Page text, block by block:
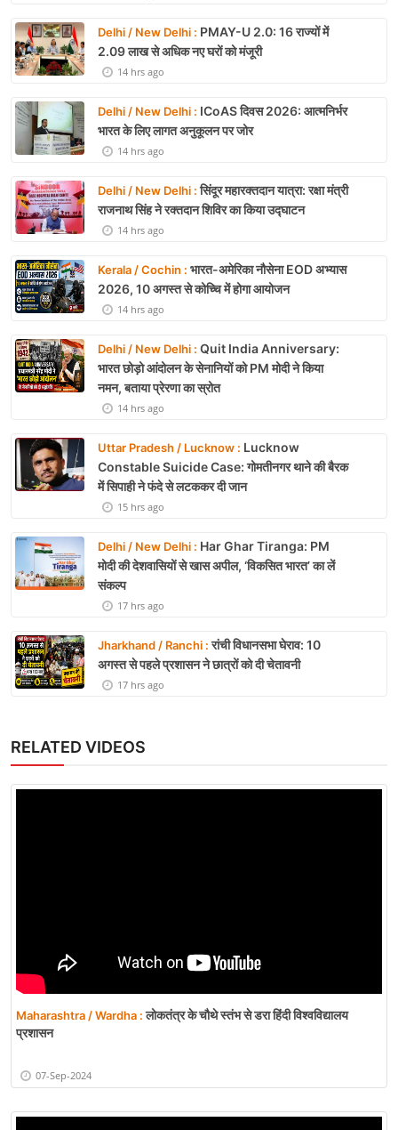
Delhi / New Delhi : PMAY-U 2.0: 16 राज्यों में
2.09 लाख से अधिक नए घरों को मंजूरी
14 hrs ago
Delhi / New Delhi : ICoAS दिवस 2026: आत्मनिर्भर
भारत के लिए लागत अनुकूलन पर जोर
14 hrs ago
Delhi / New Delhi :सिंदूर महारक्तदान यात्रा: रक्षा मंत्री
राजनाथ सिंह ने रक्तदान शिविर का किया उद्घाटन
14 hrs ago
Kerala / Cochin : भारत-अमेरिका नौसेना EOD अभ्यास
2026, 10 अगस्त से कोच्चि में होगा आयोजन
14 hrs ago
Delhi / New Delhi : Quit India Anniversary:
भारत छोड़ो आंदोलन के सेनानियों को PM मोदी ने किया
नमन, बताया प्रेरणा का स्रोत
14 hrs ago
Uttar Pradesh / Lucknow : Lucknow
Constable Suicide Case: गोमतीनगर थाने की बैरक
में सिपाही ने फंदे से लटककर दी जान
15 hrs ago
Delhi / New Delhi : Har Ghar Tiranga: PM
मोदी की देशवासियों से खास अपील, ‘विकसित भारत’ का लें
संकल्प
17 hrs ago
Jharkhand / Ranchi :रांची विधानसभा घेराव: 10
अगस्त से पहले प्रशासन ने छात्रों को दी चेतावनी
17 hrs ago
RELATED VIDEOS
Maharashtra / Wardha :लोकतंत्र के चौथे स्तंभ से डरा हिंदी विश्वविद्यालय
प्रशासन
07-Sep-2024